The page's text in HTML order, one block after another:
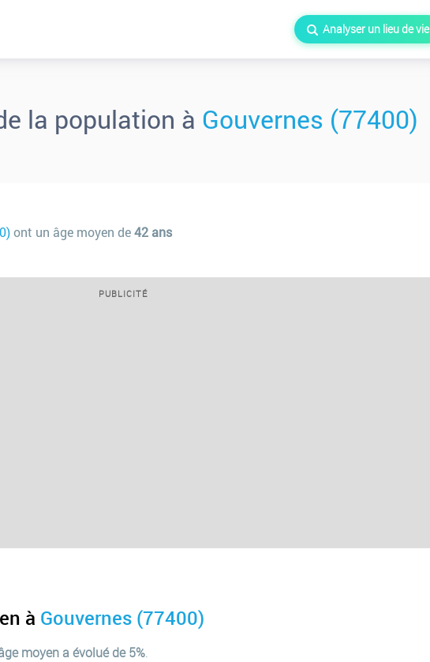
Analyser un lieu de vie
la population à Gouvernes (77400)
ont un âge moyen de42 ans
PUBLICITÉ
à Gouvernes (77400)
moyen a évolué de 5%.